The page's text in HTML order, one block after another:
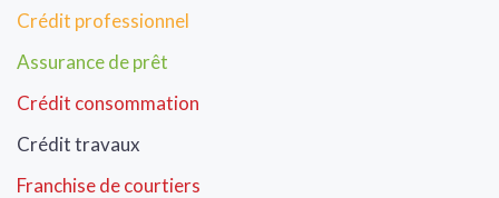
Crédit professionnel
Assurance de prêt
Crédit consommation
Crédit travaux
Franchise de courtiers